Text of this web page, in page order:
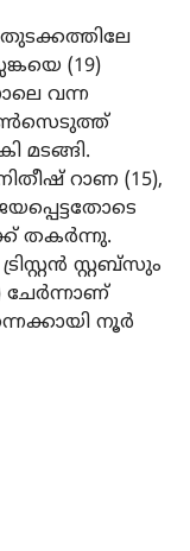
(19)
വന്ന
റാണ (15),
തകർന്നു.
സ്റ്റബ്സും
ചേർന്നാണ്
നൂർ